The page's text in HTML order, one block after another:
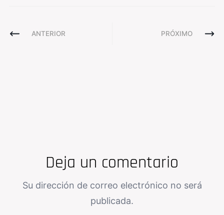
ANTERIOR PRÓXIMO
Deja un comentario
Su dirección de correo electrónico no será
publicada.